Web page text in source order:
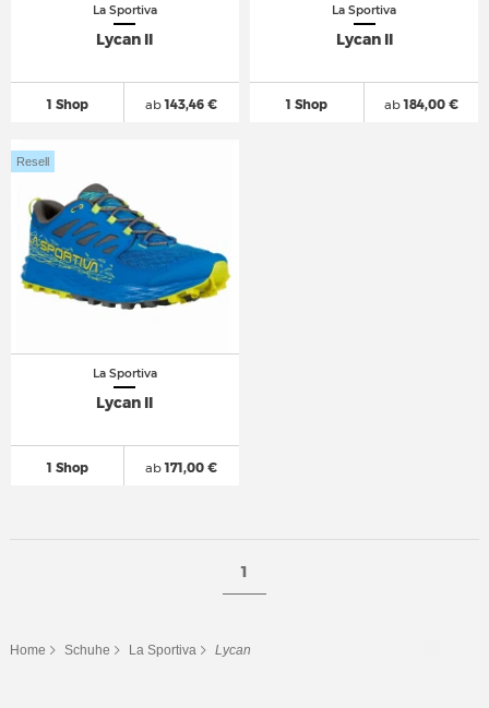
La Sportiva
Lycan II
1 Shop ab143,46 €
La Sportiva
Lycan II
1 Shop ab184,00 €
La Sportiva
Lycan II
1 Shop
Resell
ab171,00 €
1
Home Schuhe La Sportiva Lycan